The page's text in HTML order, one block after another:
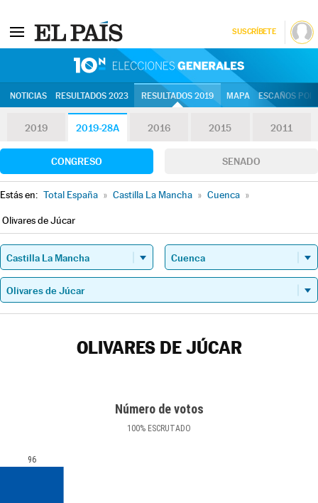
SUSCRÍBETE
NOTICIAS RESULTADOS 2023 RESULTADOS 2019 MAPA ESCAÑOS
2019 2019-28A 2016 2015 2011
CONGRESO SENADO
Estás en: Total España » Castilla La Mancha » Cuenca »
Olivares de Júcar
OLIVARES DE JÚCAR
Número de votos
100% ESCRUTADO
96